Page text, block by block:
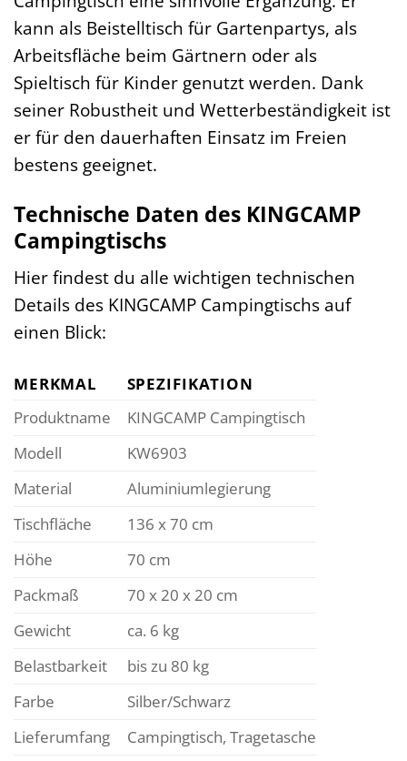
kann als Beistelltisch für Gartenpartys, als
Arbeitsfläche beim Gärtnern oder als
Spieltisch für Kinder genutzt werden. Dank
seiner Robustheit und Wetterbeständigkeit ist
er für den dauerhaften Einsatz im Freien
bestens geeignet.
Technische Daten des KINGCAMP
Campingtischs
Hier findest du alle wichtigen technischen
Details des KINGCAMP Campingtischs auf
einen Blick:
MERKMAL
SPEZIFIKATION
Produktname
KINGCAMP Campingtisch
Modell
KW6903
Material
Aluminiumlegierung
Tischfläche
136 x 70 cm
Höhe
70 cm
Packmaß
70 x 20 x 20 cm
Gewicht
ca. 6 kg
Belastbarkeit
bis zu 80 kg
Farbe
Silber/Schwarz
Lieferumfang
Campingtisch, Tragetasche